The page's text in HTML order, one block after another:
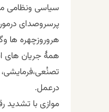
سیاسی ونظامی
پرسروصدای
هروروزچهره ها
همۀ جریان های
تصنُعی،فرمایشی،
درعمل.
موازی با تشدید